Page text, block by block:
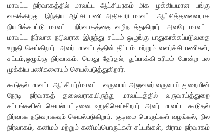
மாவட்ட நிர்வாகத்தில் மாவட்ட ஆட்சியரகம் மிக முக்கியமான பங்கு
வகிக்கிறது. இந்திய ஆட்சி பணி அதிகாரி மாவட்ட ஆட்சித்தலைவராக
நியமிக்கபட்டு மாவட்ட நிர்வாகத்தை வழிநடத்துகிறார். அவரே மாவட்ட
மாவட்ட நிர்வாக நடுவராக இருந்து சட்டம் ஒழுங்கு பாதுகாக்கப்படுவதை
உறுதி செய்கிறார். அவர் மாவட்டத்தின் திட்டம் மற்றும் வளர்ச்சி பணிகள்,
சட்டம்,ஒழுங்கு நிர்வாகம், பொது தேர்தல், துப்பாக்கி உரிமம் போன்ற பல
முக்கிய பணிகளையும் செயல்படுத்துகிறார்.
கூடுதல் மாவட்ட ஆட்சியர்/மாவட்ட வருவாய் அலுவலர் வருவாய் துறையின்
நேரடி நிர்வாகத் தலைவராகயிருந்து மாவட்டத்தில் வருவாய்த்துறை
சட்டங்களின் செயல்பாட்டினை உறுதிசெய்கிறார். அவர் மாவட்ட கூடுதல்
நிர்வாக நடுவராகவும் செயல்படுகிறார். குடிமை பொருட்கள் வழங்கல், நில
நிர்வாகம், கனிமம் மற்றும் கனிமப்பொருட்கள் சட்டங்கள், கிராம நிர்வாகம்